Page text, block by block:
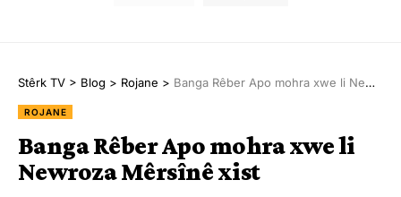
Stêrk TV > Blog > Rojane > Banga Rêber Apo mohra xwe li Newroza Mêrsînê xist
ROJANE
Banga Rêber Apo mohra xwe li
Newroza Mêrsînê xist